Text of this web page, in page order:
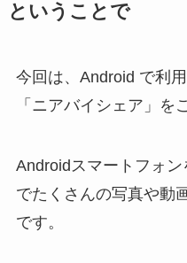
ということで
今回は、Android で利
「ニアバイシェア」を
Androidスマートフォ
でたくさんの写真や動
です。